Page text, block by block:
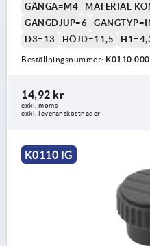
GÄNGA=M4
MATERIAL
GÄNGDJUP=6
D3=13
HÖJD=11,5
Beställningsnummer:
14,92 kr
exkl. moms
exkl. leveranskostnader
K0110 IG